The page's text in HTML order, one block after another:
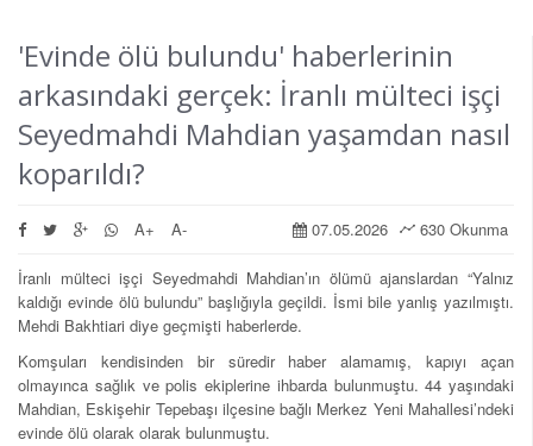
'Evinde ölü bulundu' haberlerinin
arkasındaki gerçek: İranlı mülteci işçi
Seyedmahdi Mahdian yaşamdan nasıl
koparıldı?
630 Okunma
07.05.2026
A+ A-
İranlı mülteci işçi Seyedmahdi Mahdian’ın ölümü ajanslardan “Yalnız
kaldığı evinde ölü bulundu” başlığıyla geçildi. İsmi bile yanlış yazılmıştı.
Mehdi Bakhtiari diye geçmişti haberlerde.
Komşuları kendisinden bir süredir haber alamamış, kapıyı açan
olmayınca sağlık ve polis ekiplerine ihbarda bulunmuştu. 44 yaşındaki
Mahdian, Eskişehir Tepebaşı ilçesine bağlı Merkez Yeni Mahallesi’ndeki
evinde ölü olarak olarak bulunmuştu.